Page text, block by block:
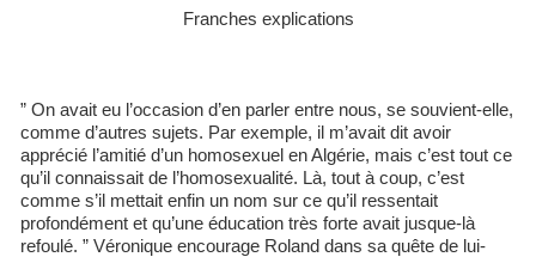
Franches explications
” On avait eu l’occasion d’en parler entre nous, se souvient-elle,
comme d’autres sujets. Par exemple, il m’avait dit avoir
apprécié l’amitié d’un homosexuel en Algérie, mais c’est tout ce
qu’il connaissait de l’homosexualité. Là, tout à coup, c’est
comme s’il mettait enfin un nom sur ce qu’il ressentait
profondément et qu’une éducation très forte avait jusque-là
refoulé. ” Véronique encourage Roland dans sa quête de lui-